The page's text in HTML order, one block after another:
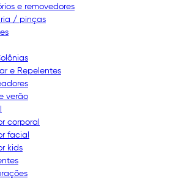
e removedores
/ pinças
e Repelentes
verão
corporal
facial
kids